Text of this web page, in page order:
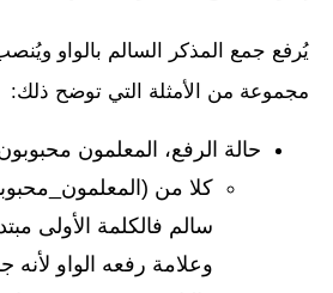
يُرفع جمع المذكر السالم بالواو
مجموعة من الأمثلة التي توضح ذلك:
حالة الرفع، المعلمون
كلا من
سالم فالكلمة الأولى
وعلامة رفعه الواو